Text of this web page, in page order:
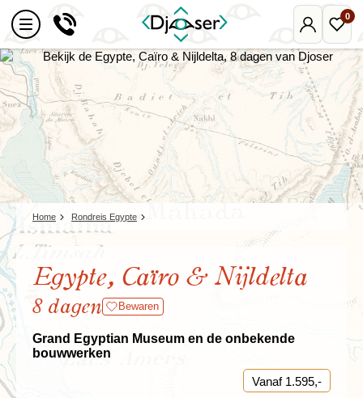
Mijn
Djoser
0
Home Rondreis Egypte
Egypte, Caïro & Nijldelta
8 dagen Bewaren
Grand Egyptian Museum en de onbekende
bouwwerken
Vanaf 1.595,-